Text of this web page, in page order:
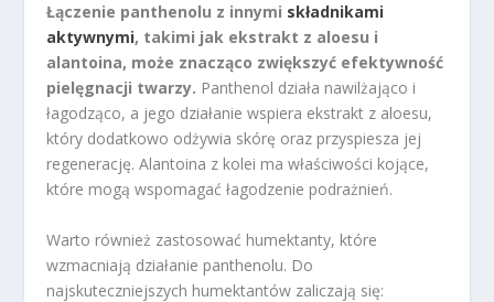
Łączenie panthenolu z innymi składnikami
aktywnymi, takimi jak ekstrakt z aloesu i
alantoina, może znacząco zwiększyć efektywność
pielęgnacji twarzy. Panthenol działa nawilżająco i
łagodząco, a jego działanie wspiera ekstrakt z aloesu,
który dodatkowo odżywia skórę oraz przyspiesza jej
regenerację. Alantoina z kolei ma właściwości kojące,
które mogą wspomagać łagodzenie podrażnień.
Warto również zastosować humektanty, które
wzmacniają działanie panthenolu. Do
najskuteczniejszych humektantów zaliczają się: